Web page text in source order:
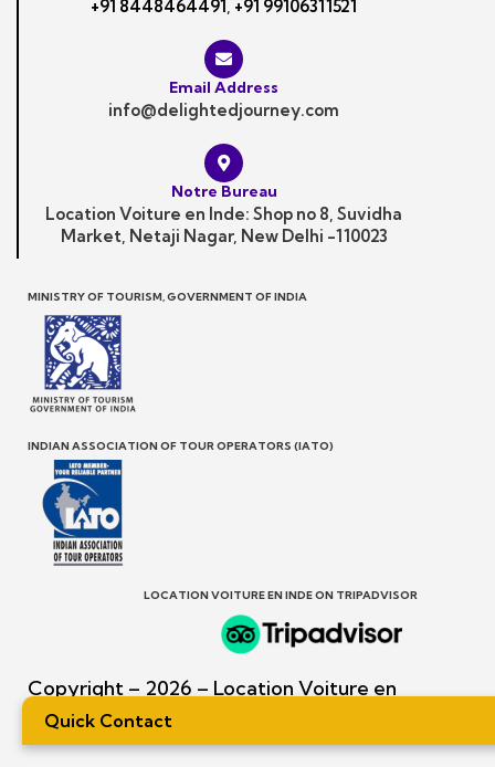
+91 8448464491, +91 99106311521
Email Address
info@delightedjourney.com
Notre Bureau
Location Voiture en Inde: Shop no 8, Suvidha
Market, Netaji Nagar, New Delhi -110023
MINISTRY OF TOURISM, GOVERNMENT OF INDIA
INDIAN ASSOCIATION OF TOUR OPERATORS (IATO)
LOCATION VOITURE EN INDE ON TRIPADVISOR
Copyright – 2026 – Location Voiture en
Inde – All rights reserved.
Quick Contact